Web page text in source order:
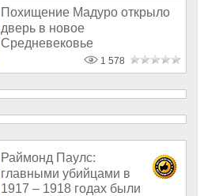
Похищение Мадуро открыло
дверь в новое
Средневековье
1 578
Раймонд Паулс:
главными убийцами в
1917 – 1918 годах были